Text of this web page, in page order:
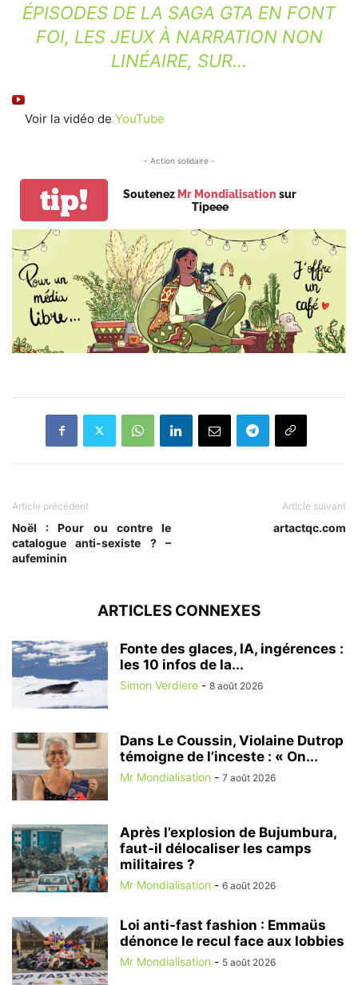
ÉPISODES DE LA SAGA GTA EN FONT
FOI, LES JEUX À NARRATION NON
LINÉAIRE, SUR…
Voir la vidéo de YouTube
- Action solidaire -
tip! Soutenez Mr Mondialisation sur
Tipeee
Article précédent
Noël : Pour ou contre le
catalogue anti-sexiste ? –
aufeminin
Article suivant
artactqc.com
ARTICLES CONNEXES
Fonte des glaces, IA, ingérences :
les 10 infos de la...
Simon Verdiere - 8 août 2026
Dans Le Coussin, Violaine Dutrop
témoigne de l’inceste : « On...
Mr Mondialisation - 7 août 2026
Après l’explosion de Bujumbura,
faut-il délocaliser les camps
militaires ?
Mr Mondialisation - 6 août 2026
Loi anti-fast fashion : Emmaüs
dénonce le recul face aux lobbies
Mr Mondialisation - 5 août 2026